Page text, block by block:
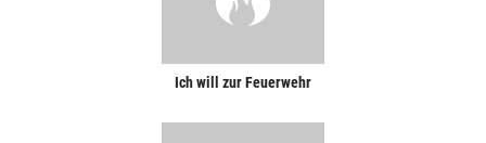
Ich will zur Feuerwehr